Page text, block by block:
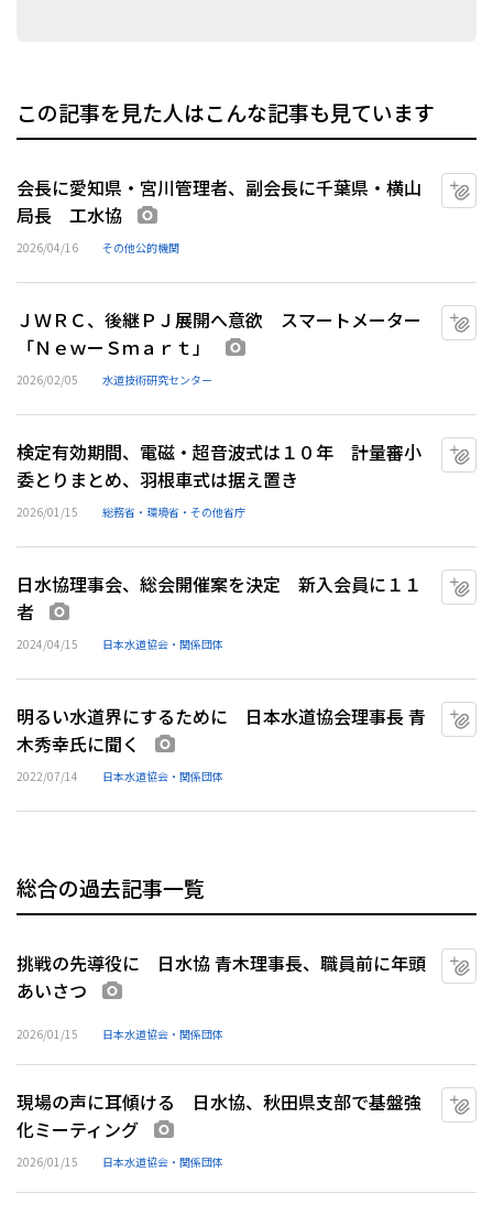
この記事を見た人はこんな記事も見ています
会長に愛知県・宮川管理者、副会長に千葉県・横山
局長 工水協
2026/04/16 その他公的機関
ＪＷＲＣ、後継ＰＪ展開へ意欲 スマートメーター
「ＮｅｗーＳｍａｒｔ」
2026/02/05 水道技術研究センター
検定有効期間、電磁・超音波式は１０年 計量審小
委とりまとめ、羽根車式は据え置き
2026/01/15 総務省・環境省・その他省庁
日水協理事会、総会開催案を決定 新入会員に１１
者
2024/04/15 日本水道協会・関係団体
明るい水道界にするために 日本水道協会理事長 青
木秀幸氏に聞く
2022/07/14 日本水道協会・関係団体
総合の過去記事一覧
挑戦の先導役に 日水協 青木理事長、職員前に年頭
あいさつ
2026/01/15 日本水道協会・関係団体
現場の声に耳傾ける 日水協、秋田県支部で基盤強
化ミーティング
2026/01/15 日本水道協会・関係団体